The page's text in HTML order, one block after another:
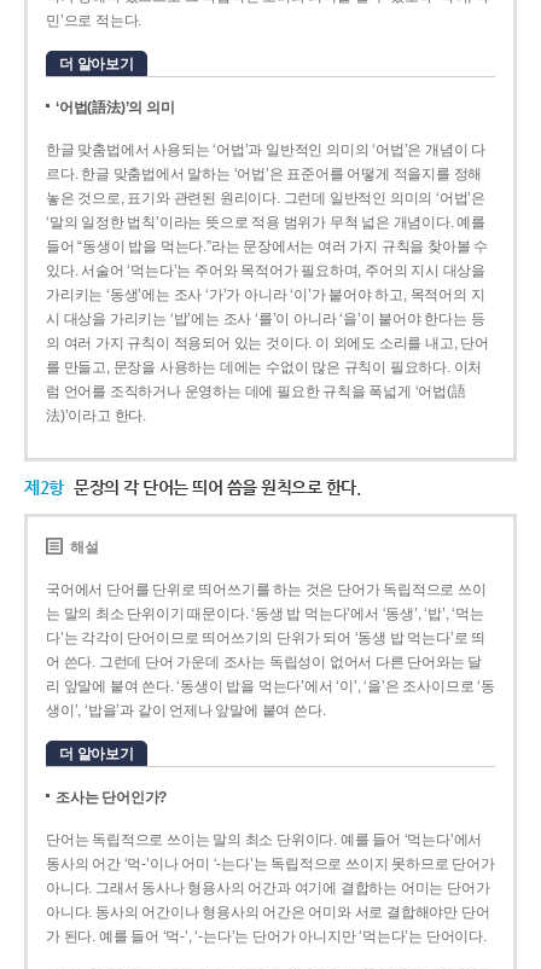
민’으로 적는다.
더 알아보기
‘어법(語法)’의 의미
한글 맞춤법에서 사용되는 ‘어법’과 일반적인 의미의 ‘어법’은 개념이 다
르다. 한글 맞춤법에서 말하는 ‘어법’은 표준어를 어떻게 적을지를 정해
놓은 것으로, 표기와 관련된 원리이다. 그런데 일반적인 의미의 ‘어법’은
‘말의 일정한 법칙’이라는 뜻으로 적용 범위가 무척 넓은 개념이다. 예를
들어 “동생이 밥을 먹는다.”라는 문장에서는 여러 가지 규칙을 찾아볼 수
있다. 서술어 ‘먹는다’는 주어와 목적어가 필요하며, 주어의 지시 대상을
가리키는 ‘동생’에는 조사 ‘가’가 아니라 ‘이’가 붙어야 하고, 목적어의 지
시 대상을 가리키는 ‘밥’에는 조사 ‘를’이 아니라 ‘을’이 붙어야 한다는 등
의 여러 가지 규칙이 적용되어 있는 것이다. 이 외에도 소리를 내고, 단어
를 만들고, 문장을 사용하는 데에는 수없이 많은 규칙이 필요하다. 이처
럼 언어를 조직하거나 운영하는 데에 필요한 규칙을 폭넓게 ‘어법(語
法)’이라고 한다.
제2항 문장의 각 단어는 띄어 씀을 원칙으로 한다.
해설
국어에서 단어를 단위로 띄어쓰기를 하는 것은 단어가 독립적으로 쓰이
는 말의 최소 단위이기 때문이다. ‘동생 밥 먹는다’에서 ‘동생’, ‘밥’, ‘먹는
다’는 각각이 단어이므로 띄어쓰기의 단위가 되어 ‘동생 밥 먹는다’로 띄
어 쓴다. 그런데 단어 가운데 조사는 독립성이 없어서 다른 단어와는 달
리 앞말에 붙여 쓴다. ‘동생이 밥을 먹는다’에서 ‘이’, ‘을’은 조사이므로 ‘동
생이’, ‘밥을’과 같이 언제나 앞말에 붙여 쓴다.
더 알아보기
조사는 단어인가?
단어는 독립적으로 쓰이는 말의 최소 단위이다. 예를 들어 ‘먹는다’에서
동사의 어간 ‘먹-­’이나 어미 ‘­-는다’는 독립적으로 쓰이지 못하므로 단어가
아니다. 그래서 동사나 형용사의 어간과 여기에 결합하는 어미는 단어가
아니다. 동사의 어간이나 형용사의 어간은 어미와 서로 결합해야만 단어
가 된다. 예를 들어 ‘먹-’, ‘-는다’는 단어가 아니지만 ‘먹는다’는 단어이다.